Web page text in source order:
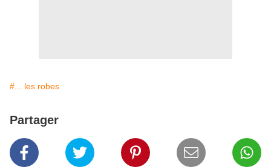
#... les robes
Partager